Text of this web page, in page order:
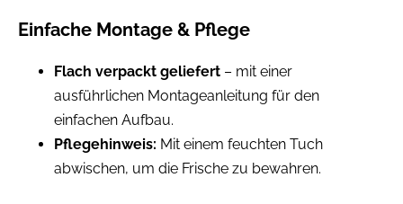
Einfache Montage & Pflege
Flach verpackt geliefert – mit einer
ausführlichen Montageanleitung für den
einfachen Aufbau.
Pflegehinweis: Mit einem feuchten Tuch
abwischen, um die Frische zu bewahren.